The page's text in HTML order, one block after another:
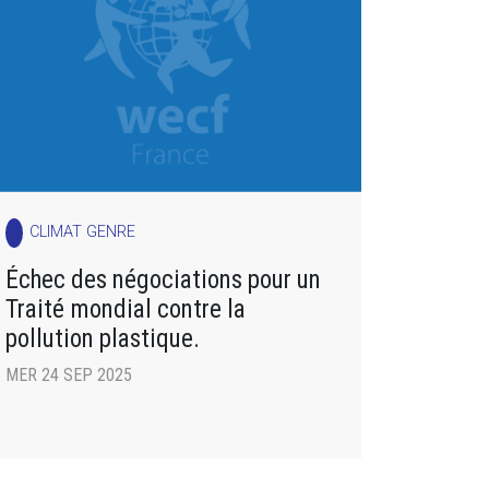
CLIMAT GENRE
Échec des négociations pour un
Traité mondial contre la
pollution plastique.
MER 24 SEP 2025